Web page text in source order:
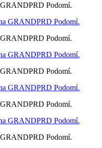
GRANDPRD Podomí.
GRANDPRD Podomí.
GRANDPRD Podomí.
GRANDPRD Podomí.
GRANDPRD Podomí.